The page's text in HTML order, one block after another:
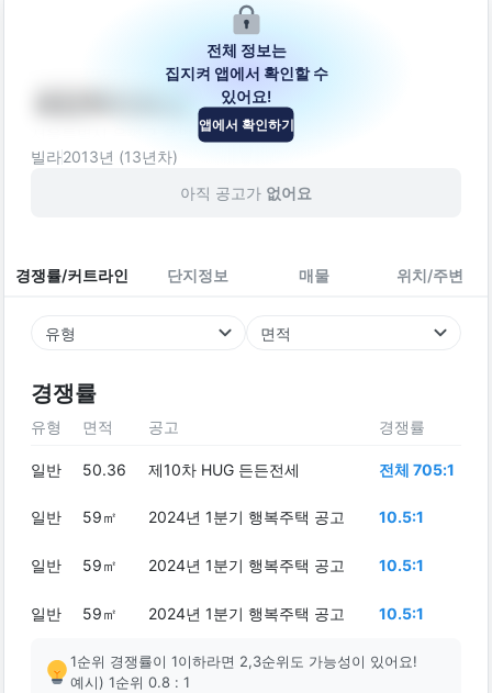
서울특별시 은평구 응암로 218-4
빌라2013년 (13년차)
아직 공고가 없어요
경쟁률/커트라인 단지정보 매물 위치/주변
유형 면적
경쟁률
전체 정보는
집지켜 앱에서 확인할 수
있어요!
앱에서 확인하기
유형 면적 공고 경쟁률
일반 50.36 제10차 HUG 든든전세 전체 705:1
일반 59㎡ 2024년 1분기 행복주택 공고 10.5:1
일반 59㎡ 2024년 1분기 행복주택 공고 10.5:1
일반 59㎡ 2024년 1분기 행복주택 공고 10.5:1
1순위 경쟁률이 1이하라면 2,3순위도 가능성이 있어요!
예시) 1순위 0.8 : 1